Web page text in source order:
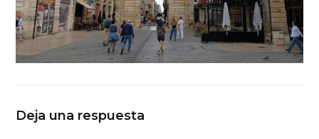
Deja una respuesta